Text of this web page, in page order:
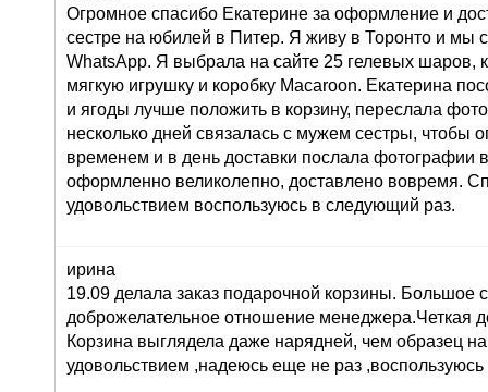
Огромное спасибо Екатерине за оформление и
сестре на юбилей в Питер. Я живу в Торонто и мы
WhatsApp. Я выбрала на сайте 25 гелевых шаров,
мягкую игрушку и коробку Macaroon. Екатерина
и ягоды лучше положить в корзину, переслала
несколько дней связалась с мужем сестры, чтобы
временем и в день доставки послала фотографии
оформленно великолепно, доставлено вовремя.
удовольствием воспользуюсь в следующий раз.
ирина
19.09 делала заказ подарочной корзины. Большое
доброжелательное отношение менеджера.Четкая
Корзина выглядела даже нарядней, чем образец
удовольствием ,надеюсь еще не раз